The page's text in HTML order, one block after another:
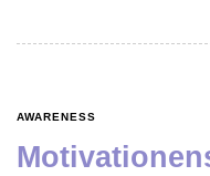
AWARENESS